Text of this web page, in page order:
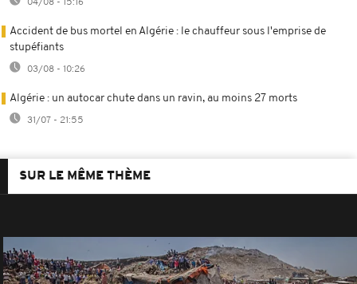
04/08 - 15:16
Accident de bus mortel en Algérie : le chauffeur sous l'emprise de
stupéfiants
03/08 - 10:26
Algérie : un autocar chute dans un ravin, au moins 27 morts
31/07 - 21:55
SUR LE MÊME THÈME